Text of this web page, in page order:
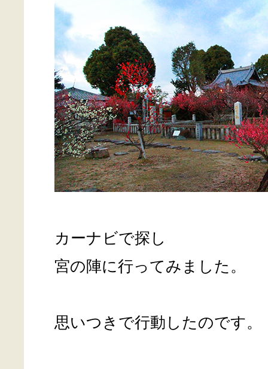
カーナビで探し
宮の陣に行ってみました。
思いつきで行動したのです。